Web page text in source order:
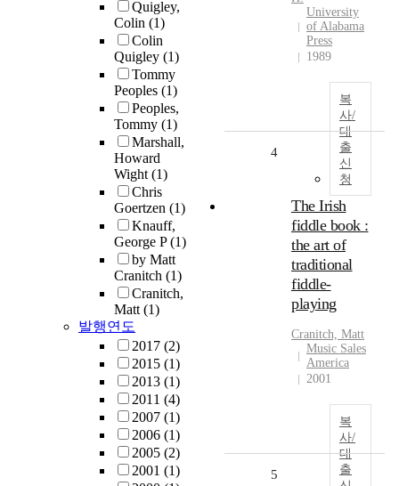
Quigley,
Colin (1)
Colin
Quigley (1)
Tommy
Peoples (1)
Peoples,
Tommy (1)
Marshall,
Howard
Wight(1)
Chris
Goertzen (1)
Knauff,
George P(1)
by Matt
Cranitch (1)
Cranitch,
Matt(1)
발행연도
2017 (2)
2015 (1)
2013 (1)
2011 (4)
2007 (1)
2006 (1)
2005 (2)
2001 (1)
University
of Alabama
Press
1989
복
사/
대
출
신
청
4
The Irish
fiddle book :
the art of
traditional
fiddle-
playing
Cranitch, Matt
Music Sales
America
2001
복
사/
대
출
5